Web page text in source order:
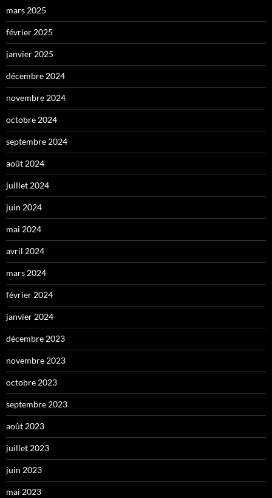
mars 2025
février 2025
janvier 2025
décembre 2024
novembre 2024
octobre 2024
septembre 2024
août 2024
juillet 2024
juin 2024
mai 2024
avril 2024
mars 2024
février 2024
janvier 2024
décembre 2023
novembre 2023
octobre 2023
septembre 2023
août 2023
juillet 2023
juin 2023
mai 2023